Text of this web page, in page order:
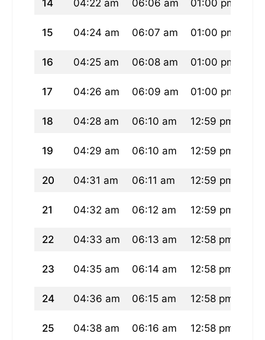
14 04:22 am 06:06 am 01:00 pm
15 04:24 am 06:07 am 01:00 pm
16 04:25 am 06:08 am 01:00 pm
17 04:26 am 06:09 am 01:00 pm
18 04:28 am 06:10 am 12:59 pm
19 04:29 am 06:10 am 12:59 pm
20 04:31 am 06:11 am 12:59 pm
21 04:32 am 06:12 am 12:59 pm
22 04:33 am 06:13 am 12:58 pm
23 04:35 am 06:14 am 12:58 pm
24 04:36 am 06:15 am 12:58 pm
25 04:38 am 06:16 am 12:58 pm